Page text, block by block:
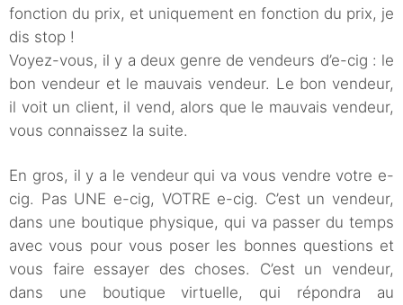
fonction du prix, et uniquement en fonction du prix, je
dis stop !
Voyez-vous, il y a deux genre de vendeurs d’e-cig : le
bon vendeur et le mauvais vendeur. Le bon vendeur,
il voit un client, il vend, alors que le mauvais vendeur,
vous connaissez la suite.
En gros, il y a le vendeur qui va vous vendre votre e-
cig. Pas UNE e-cig, VOTRE e-cig. C’est un vendeur,
dans une boutique physique, qui va passer du temps
avec vous pour vous poser les bonnes questions et
vous faire essayer des choses. C’est un vendeur,
dans une boutique virtuelle, qui répondra au